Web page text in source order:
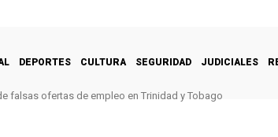
DEPORTES CULTURA SEGURIDAD JUDICIALES
falsas ofertas de empleo en Trinidad y Tobago